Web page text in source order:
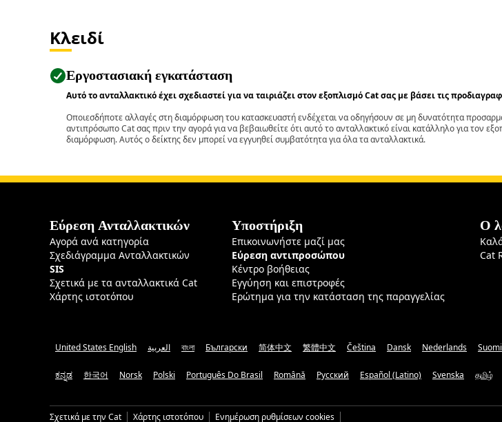
Κλειδί
Εργοστασιακή εγκατάσταση
Αυτό το ανταλλακτικό έχει σχεδιαστεί για να ταιριάζει στον εξοπλισμό Cat σας με βάσει τις
Οποιεσδήποτε αλλαγές στη διαμόρφωση του κατασκευαστή ενδέχεται να οδηγήσουν σε μη δυνατότητα
αντιπρόσωπο Cat σας πριν την αγορά για να βεβαιωθείτε ότι αυτό το ανταλλακτικό είναι κατάλληλο για τον
διαμόρφωση. Αυτός ο δείκτης δεν μπορεί να εγγυηθεί συμβατότητα για όλα τα ανταλλακτικά.
Εύρεση Ανταλλακτικών
Αγορά ανά κατηγορία
Σχεδιάγραμμα Ανταλλακτικών
SIS
Σχετικά με τα ανταλλακτικά Cat
Χάρτης ιστοτόπου
Υποστήριξη
Επικοινωνήστε μαζί μας
Εύρεση αντιπροσώπου
Κέντρο βοήθειας
Εγγύηση και επιστροφές
Ερώτημα για την κατάσταση της παραγγελίας
Ο
Cat
United States English العربية বাংলা Български 简体中文 繁體中文 Čeština Dansk Nederlands Suomi
ಕನ್ನಡ 한국어 Norsk Polski Português Do Brasil Română Русский Español (Latino) Svenska தமிழ்
Σχετικά με την Cat Χάρτης ιστοτόπου Ενημέρωση ρυθμίσεων cookies